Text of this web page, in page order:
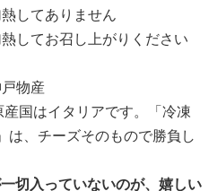
してありません
してお召し上がりください
物産
国はイタリアです。「冷凍
は、チーズそのもので勝負し
切入っていないのが、嬉しい